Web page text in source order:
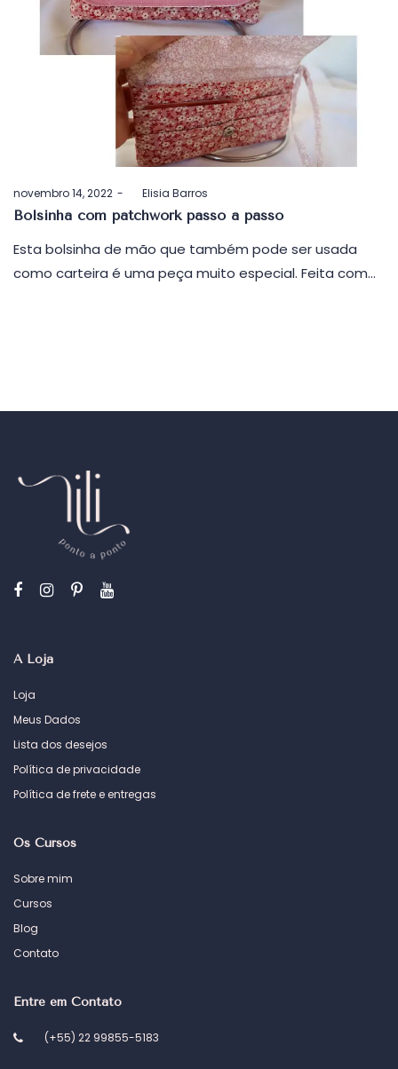
Postado
em
novembro 14, 2022 byElisia Barros
Bolsinha com patchwork passo a passo
Esta bolsinha de mão que também pode ser usada
como carteira é uma peça muito especial. Feita com…
A Loja
Loja
Meus Dados
Lista dos desejos
Política de privacidade
Política de frete e entregas
Os Cursos
Sobre mim
Cursos
Blog
Contato
Entre em Contato
(+55) 22 99855-5183